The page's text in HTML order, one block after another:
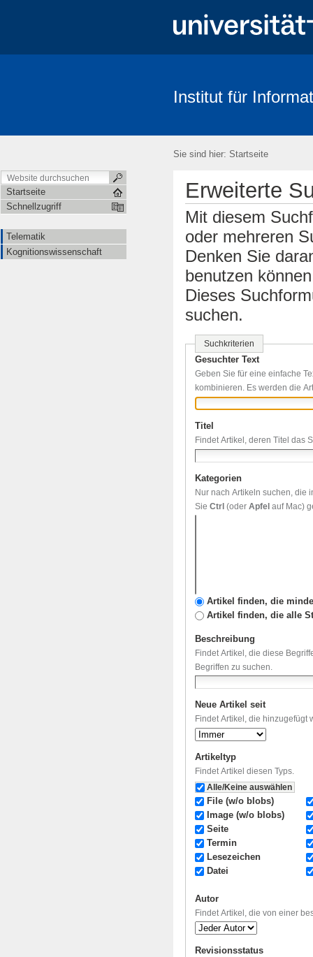
Institut für
Sie sind hier: Startseite
Startseite
Schnellzugriff
Telematik
Kognitionswissenschaft
Erweiterte
Mit diesem
oder mehreren
Denken Sie
benutzen
Dieses
suchen.
Suchkriterien
Gesuchter Text
Geben Sie für eine einfache
kombinieren. Es werden die
Titel
Findet Artikel, deren Titel das
Kategorien
Nur nach Artikeln suchen, die
SieCtrl (oderApfel auf Mac)
Artikel finden, die
Artikel finden, die alle
Beschreibung
Findet Artikel, die diese
Begriffen zu suchen.
Neue Artikel seit
Findet Artikel, die hinzugefügt
Artikeltyp
Findet Artikel diesen Typs.
Alle/Keine auswählen
File (w/o blobs)
Image (w/o blobs)
Seite
Termin
Lesezeichen
Datei
Autor
Findet Artikel, die von einer
Revisionsstatus